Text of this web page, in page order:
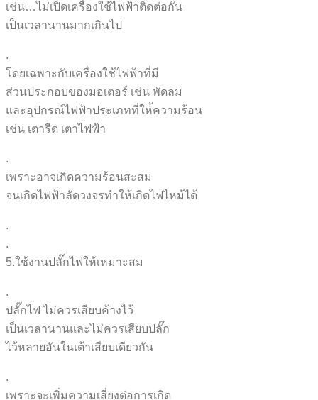
เช่น…ไม่เปิดเครื่องใช้ไฟฟ้าติดต่อกัน
เป็นเวลานานมากเกินไป
.
โดยเฉพาะกับเครื่องใช้ไฟฟ้าที่มี
ส่วนประกอบของมอเตอร์ เช่น พัดลม
และอุปกรณ์ไฟฟ้าประเภทที่ให้ความร้อน
เช่น เตารีด เตาไฟฟ้า
.
เพราะอาจเกิดความร้อนสะสม
จนเกิดไฟฟ้าลัดวงจรทำให้เกิดไฟไหม้ได้
.
.
5.ใช้งานปลั๊กไฟให้เหมาะสม
.
ปลั๊กไฟ ไม่ควรเสียบค้างไว้
เป็นเวลานานและไม่ควรเสียบป ลั๊ก
ไว้หลายอันในเต้าเสียบเดียวกัน
.
เพราะจะเพิ่มความเสี่ยงต่อการเกิด